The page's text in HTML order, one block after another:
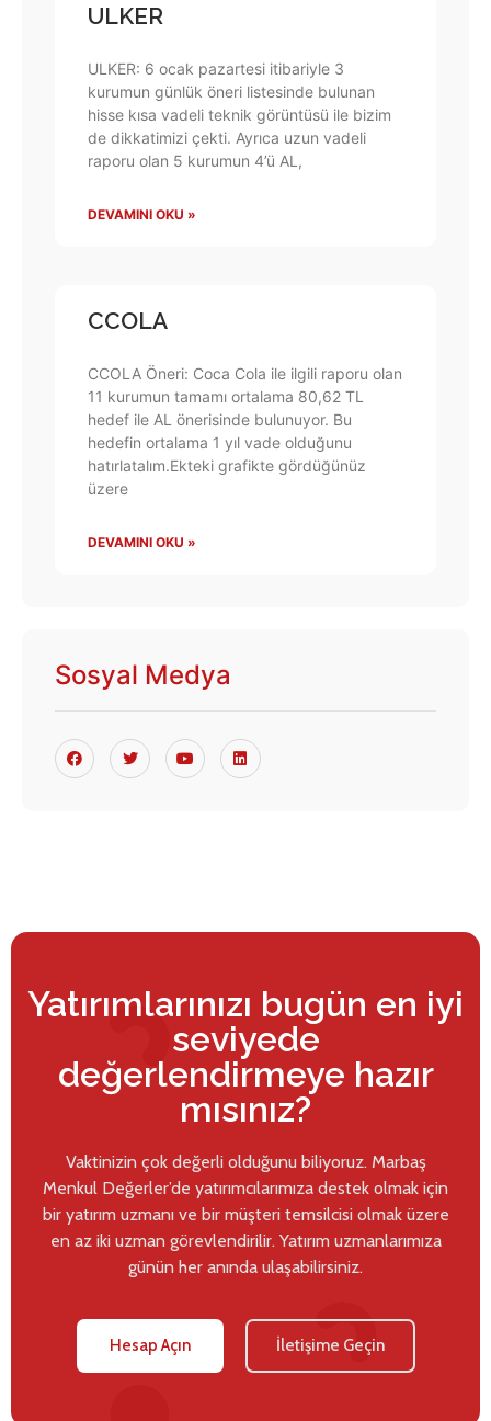
ULKER
ULKER: 6 ocak pazartesi itibariyle 3
kurumun günlük öneri listesinde bulunan
hisse kısa vadeli teknik görüntüsü ile bizim
de dikkatimizi çekti. Ayrıca uzun vadeli
raporu olan 5 kurumun 4’ü AL,
DEVAMINI OKU »
CCOLA
CCOLA Öneri: Coca Cola ile ilgili raporu olan
11 kurumun tamamı ortalama 80,62 TL
hedef ile AL önerisinde bulunuyor. Bu
hedefin ortalama 1 yıl vade olduğunu
hatırlatalım.Ekteki grafikte gördüğünüz
üzere
DEVAMINI OKU »
Sosyal Medya
Yatırımlarınızı bugün en iyi
seviyede
değerlendirmeye hazır
mısınız?
Vaktinizin çok değerli olduğunu biliyoruz. Marbaş
Menkul Değerler’de yatırımcılarımıza destek olmak için
bir yatırım uzmanı ve bir müşteri temsilcisi olmak üzere
en az iki uzman görevlendirilir. Yatırım uzmanlarımıza
günün her anında ulaşabilirsiniz.
Hesap Açın İletişime Geçin